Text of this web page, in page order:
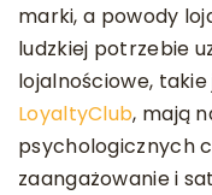
marki, a powody
ludzkiej potrzebie
lojalnościowe,
LoyaltyClub, mają
psychologicznych
zaangażowanie i